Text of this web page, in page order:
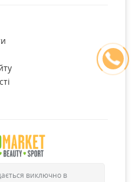
виключно в